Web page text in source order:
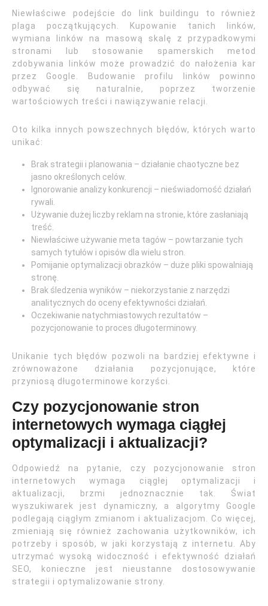
Niewłaściwe podejście do link buildingu to również
plaga początkujących. Kupowanie tanich linków,
wymiana linków na masową skalę z przypadkowymi
stronami lub stosowanie spamerskich metod
zdobywania linków może prowadzić do nałożenia kar
przez Google. Budowanie profilu linków powinno
odbywać się naturalnie, poprzez tworzenie
wartościowych treści i nawiązywanie relacji.
Oto kilka innych powszechnych błędów, których warto
unikać:
Brak strategii i planowania – działanie chaotyczne bez
jasno określonych celów.
Ignorowanie analizy konkurencji – nieświadomość działań
rywali.
Używanie dużej liczby reklam na stronie, które zasłaniają
treść.
Niewłaściwe używanie meta tagów – powtarzanie tych
samych tytułów i opisów dla wielu stron.
Pomijanie optymalizacji obrazków – duże pliki spowalniają
stronę.
Brak śledzenia wyników – niekorzystanie z narzędzi
analitycznych do oceny efektywności działań.
Oczekiwanie natychmiastowych rezultatów –
pozycjonowanie to proces długoterminowy.
Unikanie tych błędów pozwoli na bardziej efektywne i
zrównoważone działania pozycjonujące, które
przyniosą długoterminowe korzyści.
Czy pozycjonowanie stron
internetowych wymaga ciągłej
optymalizacji i aktualizacji?
Odpowiedź na pytanie, czy pozycjonowanie stron
internetowych wymaga ciągłej optymalizacji i
aktualizacji, brzmi jednoznacznie tak. Świat
wyszukiwarek jest dynamiczny, a algorytmy Google
podlegają ciągłym zmianom i aktualizacjom. Co więcej,
zmieniają się również zachowania użytkowników, ich
potrzeby i sposób, w jaki korzystają z internetu. Aby
utrzymać wysoką widoczność i efektywność działań
SEO, konieczne jest nieustanne dostosowywanie
strategii i optymalizowanie strony.